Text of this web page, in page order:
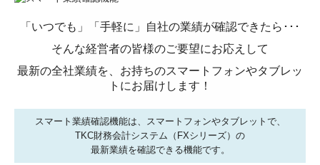
デジタル化支援
お客様のシステム活用事例
セミナー案内
「いつでも」「手軽に」自社の業績が確認できたら･･･
そんな経営者の皆様のご要望にお応えして
最新の全社業績を、お持ちのスマートフォンやタブレッ
トにお届けします！
スマート業績確認機能は、スマートフォンやタブレットで、
TKC財務会計システム（FXシリーズ）の
最新業績を確認できる機能です。